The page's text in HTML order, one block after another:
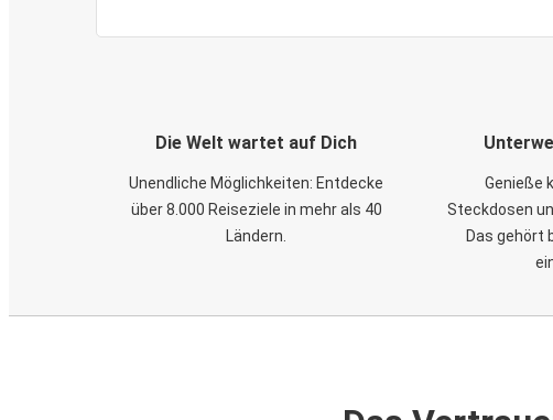
Die Welt wartet auf Dich
Unendliche Möglichkeiten: Entdecke
über 8.000 Reiseziele in mehr als 40
Ländern.
Genieße
Steckdosen
Das gehört